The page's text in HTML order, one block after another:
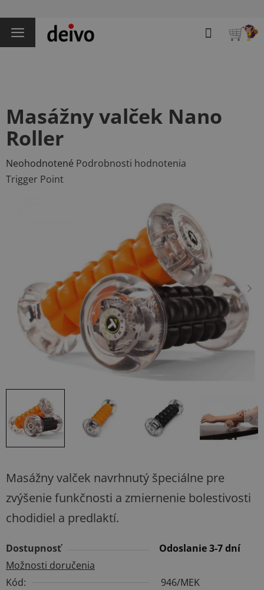
na
obsah
Hľadať
Masážny valček navrhnutý špeciálne pre
zvýšenie funkčnosti a zmiernenie bolestivosti
chodidiel a predlaktí.
Dostupnosť
Odoslanie 3-7 dní
Možnosti doručenia
Kód:
946/MEK
Masážny valček Nano
Roller
Priemerné
hodnotenie
Neohodnotené Podrobnosti hodnotenia
Trigger Point